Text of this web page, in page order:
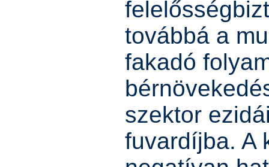
továbbá a
fakadó
szektor
fuvardíjba. A